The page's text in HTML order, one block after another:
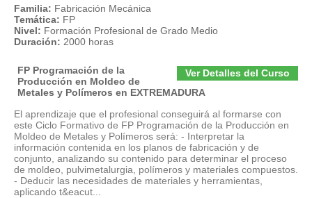
Familia: Fabricación Mecánica
Temática: FP
Nivel: Formación Profesional de Grado Medio
Duración: 2000 horas
Ver Detalles del Curso
FP Programación de la
Producción en Moldeo de
Metales y Polímeros en EXTREMADURA
El aprendizaje que el profesional conseguirá al formarse con
este Ciclo Formativo de FP Programación de la Producción en
Moldeo de Metales y Polímeros será: - Interpretar la
información contenida en los planos de fabricación y de
conjunto, analizando su contenido para determinar el proceso
de moldeo, pulvimetalurgia, polímeros y materiales compuestos.
- Deducir las necesidades de materiales y herramientas,
aplicando t&eacut...